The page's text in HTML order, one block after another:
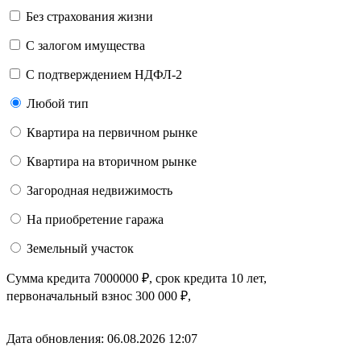
Без страхования жизни
С залогом имущества
С подтверждением НДФЛ-2
Любой тип
Квартира на первичном рынке
Квартира на вторичном рынке
Загородная недвижимость
На приобретение гаража
Земельный участок
Сумма кредита 7000000 ₽, срок кредита 10 лет,
первоначальный взнос 300 000 ₽,
Дата обновления: 06.08.2026 12:07